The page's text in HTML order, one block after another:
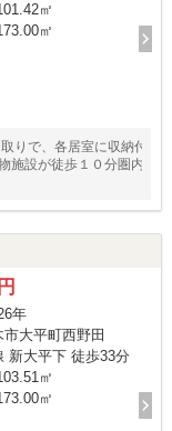
㎡
㎡
りで、各居室に収納付
施設が徒歩１０分圏内
年
大平町西野田
新大平下 徒歩33分
㎡
㎡